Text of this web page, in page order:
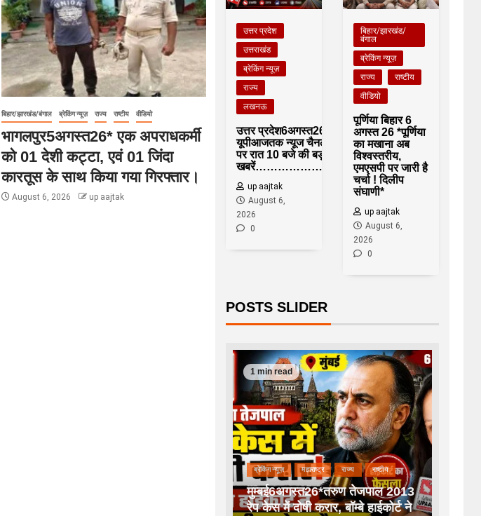
बिहार/झारखंड/बंगाल ब्रेकिंग न्यूज़ राज्य राष्टीय वीडियो
भागलपुर5अगस्त26* एक अपराधकर्मी
को 01 देशी कट्टा, एवं 01 जिंदा
कारतूस के साथ किया गया गिरफ्तार।
August 6, 2026 up aajtak
उत्तर प्रदेश
उत्तराखंड
ब्रेकिंग न्यूज़
राज्य
लखनऊ
उत्तर प्रदेश6अगस्त26*
यूपीआजतक न्यूज चैनल
पर रात 10 बजे की बड़ी
खबरें……………….*
up aajtak
August 6,
2026
0
बिहार/झारखंड/
बंगाल
ब्रेकिंग न्यूज़
राज्य
राष्टीय
वीडियो
पूर्णिया बिहार 6
अगस्त 26 *पूर्णिया
का मखाना अब
विश्वस्तरीय,
एमएसपी पर जारी है
चर्चा ! दिलीप
संघाणी*
up aajtak
August 6,
2026
0
POSTS SLIDER
1 min read
ब्रेकिंग न्यूज़ महाराष्ट्र राज्य राष्टीय
मुम्बई6अगस्त26*तरुण तेजपाल 2013
रेप केस में दोषी करार, बॉम्बे हाईकोर्ट ने